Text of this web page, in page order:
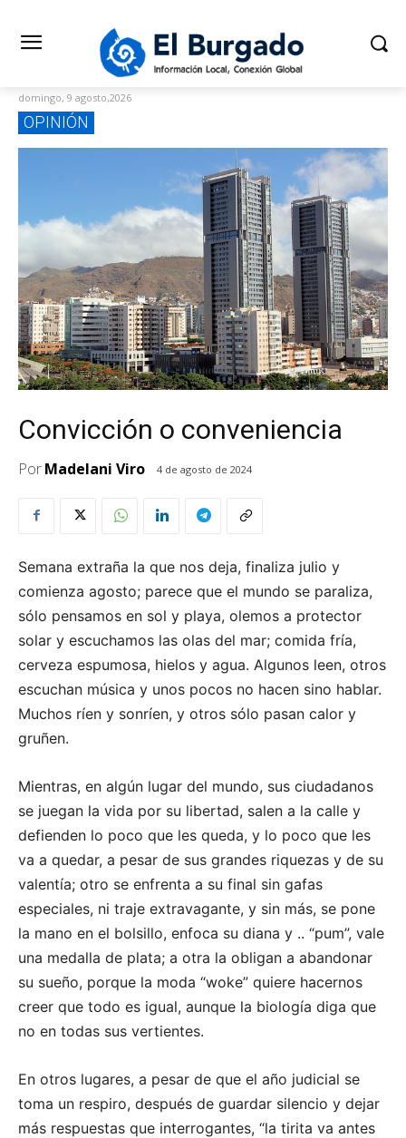
domingo, 9 agosto,2026
OPINIÓN
Convicción o conveniencia
PorMadelani Viro 4 de agosto de 2024
Semana extraña la que nos deja, finaliza julio y
comienza agosto; parece que el mundo se paraliza,
sólo pensamos en sol y playa, olemos a protector
solar y escuchamos las olas del mar; comida fría,
cerveza espumosa, hielos y agua. Algunos leen, otros
escuchan música y unos pocos no hacen sino hablar.
Muchos ríen y sonríen, y otros sólo pasan calor y
gruñen.
Mientras, en algún lugar del mundo, sus ciudadanos
se juegan la vida por su libertad, salen a la calle y
defienden lo poco que les queda, y lo poco que les
va a quedar, a pesar de sus grandes riquezas y de su
valentía; otro se enfrenta a su final sin gafas
especiales, ni traje extravagante, y sin más, se pone
la mano en el bolsillo, enfoca su diana y .. “pum”, vale
una medalla de plata; a otra la obligan a abandonar
su sueño, porque la moda “woke” quiere hacernos
creer que todo es igual, aunque la biología diga que
no en todas sus vertientes.
En otros lugares, a pesar de que el año judicial se
toma un respiro, después de guardar silencio y dejar
más respuestas que interrogantes, “la tirita va antes